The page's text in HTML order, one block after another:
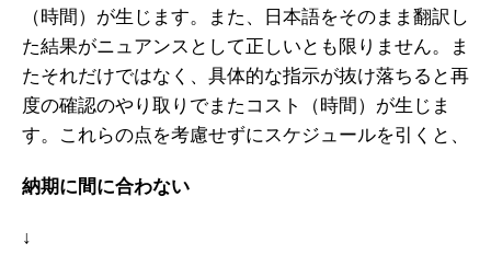
（時間）が生じます。また、日本語をそのまま翻訳し
た結果がニュアンスとして正しいとも限りません。ま
たそれだけではなく、具体的な指示が抜け落ちると再
度の確認のやり取りでまたコスト（時間）が生じま
す。これらの点を考慮せずにスケジュールを引くと、
納期に間に合わない
↓